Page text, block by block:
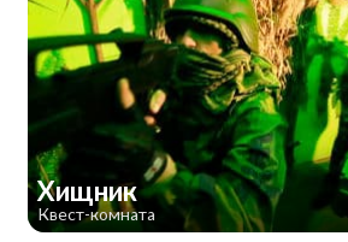
Хищник
Квест-комната